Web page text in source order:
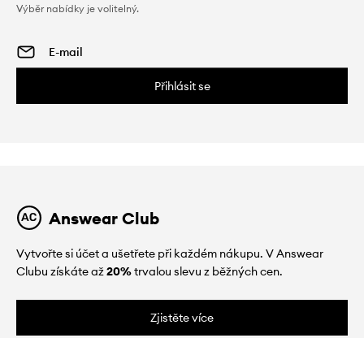
Výběr nabídky je volitelný.
Přihlásit se
Answear Club
Vytvořte si účet a ušetřete při každém nákupu. V Answear
Clubu získáte až20%trvalou slevu z běžných cen.
Zjistěte více